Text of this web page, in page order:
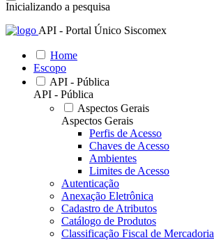
Inicializando a pesquisa
API - Portal Único Siscomex
Home
Escopo
API - Pública
API - Pública
Aspectos Gerais
Aspectos Gerais
Perfis de Acesso
Chaves de Acesso
Ambientes
Limites de Acesso
Autenticação
Anexação Eletrônica
Cadastro de Atributos
Catálogo de Produtos
Classificação Fiscal de Mercadoria